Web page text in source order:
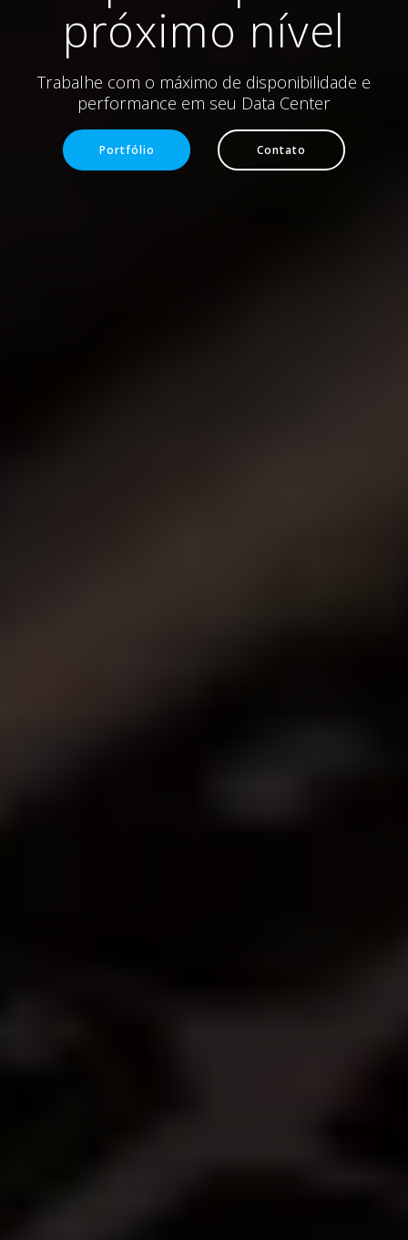
próximo nível
Trabalhe com o máximo de disponibilidade e
performance em seu Data Center
Portfólio Contato